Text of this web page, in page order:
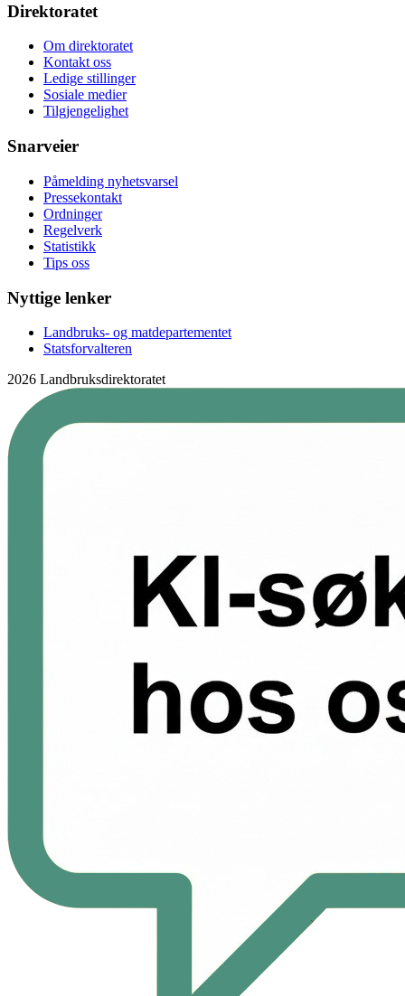
Direktoratet
Om direktoratet
Kontakt oss
Ledige stillinger
Sosiale medier
Tilgjengelighet
Snarveier
Påmelding nyhetsvarsel
Pressekontakt
Ordninger
Regelverk
Statistikk
Tips oss
Nyttige lenker
Landbruks- og matdepartementet
Statsforvalteren
2026 Landbruksdirektoratet